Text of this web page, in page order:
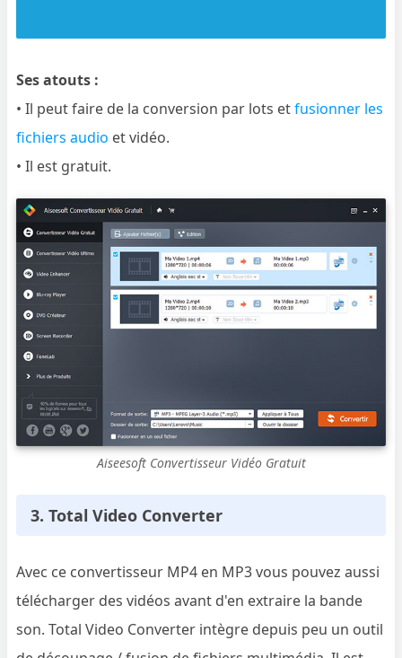
Ses atouts :
• Il peut faire de la conversion par lots etfusionner les
fichiers audio et vidéo.
• Il est gratuit.
Aiseesoft Convertisseur Vidéo Gratuit
3. Total Video Converter
Avec ce convertisseur MP4 en MP3 vous pouvez aussi
télécharger des vidéos avant d'en extraire la bande
son. Total Video Converter intègre depuis peu un outil